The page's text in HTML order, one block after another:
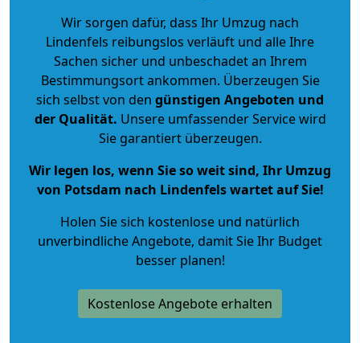
Wir sorgen dafür, dass Ihr Umzug nach
Lindenfels reibungslos verläuft und alle Ihre
Sachen sicher und unbeschadet an Ihrem
Bestimmungsort ankommen. Überzeugen Sie
sich selbst von den günstigen Angeboten und
der Qualität. Unsere umfassender Service wird
Sie garantiert überzeugen.
Wir legen los, wenn Sie so weit sind, Ihr Umzug
von Potsdam nach Lindenfels wartet auf Sie!
Holen Sie sich kostenlose und natürlich
unverbindliche Angebote, damit Sie Ihr Budget
besser planen!
Kostenlose Angebote erhalten